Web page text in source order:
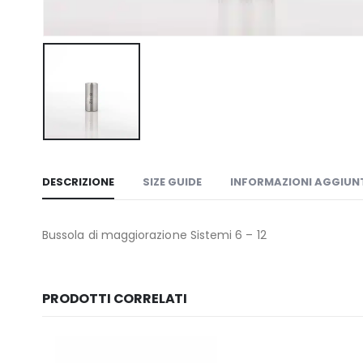
DESCRIZIONE SIZE GUIDE INFORMAZIONI
Bussola di maggiorazione Sistemi 6 – 12
PRODOTTI CORRELATI